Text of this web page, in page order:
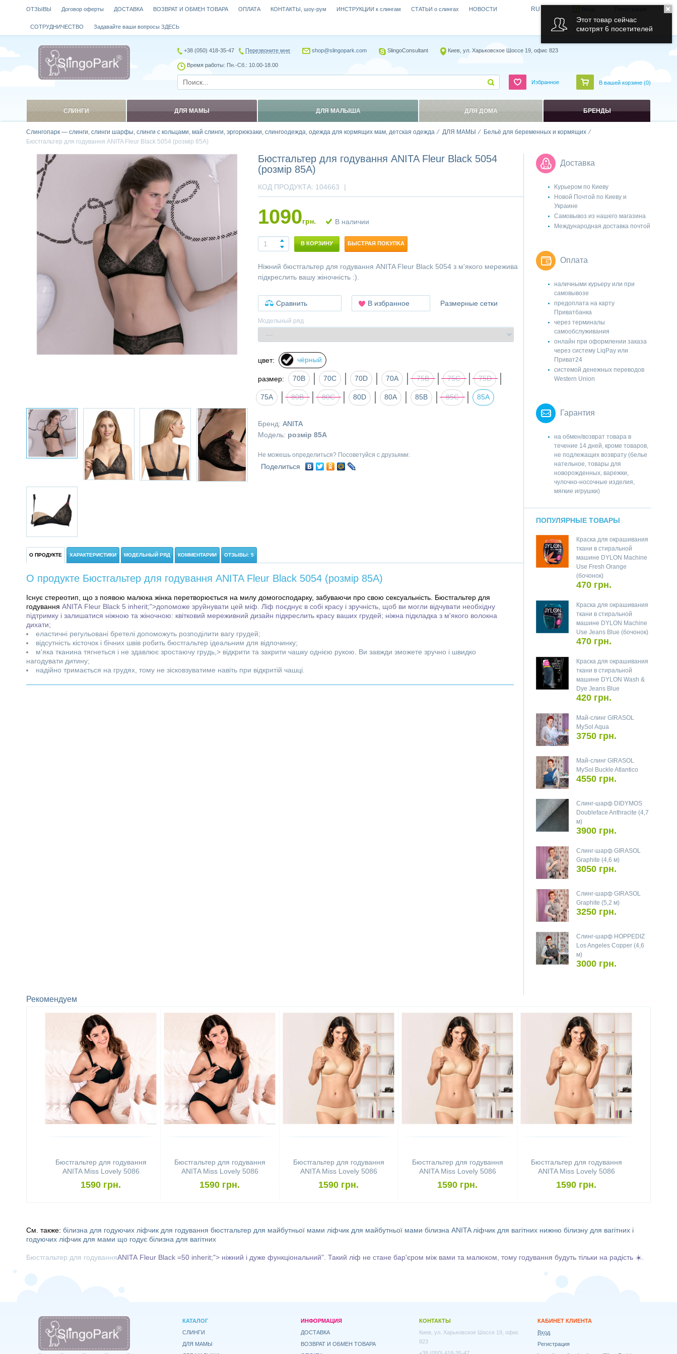
Слингопарк — слинги, слинги шарфы, слинги с кольцами, май слинги, эргорюкзаки, слингоодежда, одежда для кормящих мам, детская одежда ДЛЯ МАМЫ
Бельё для беременных и кормящих
Бюстгальтер для годування ANITA Fleur Black 5054 (розмір 85A)
Бюстгальтер для годування ANITA Fleur Black 5054
(розмір 85A)
КОД ПРОДУКТА: 104663 |
1090грн. В наличии
В КОРЗИНУ БЫСТРАЯ ПОКУПКА
Ніжний бюстгальтер для годування ANITA Fleur Black 5054 з м'якого мережива
підкреслить вашу жіночність :).
Сравнить В избранное Размерные сетки
Модельный ряд
цвет: чёрный
размер: 70B 70C 70D 70А 75B 75C 75D
75А 80B 80C 80D 80А 85B 85C 85А
Бренд: ANITA
Модель: розмір 85А
Не можешь определиться? Посоветуйся с друзьями:
Поделиться
О ПРОДУКТЕ ХАРАКТЕРИСТИКИ МОДЕЛЬНЫЙ РЯД КОММЕНТАРИИ ОТЗЫВЫ: 5
О продукте Бюстгальтер для годування ANITA Fleur Black 5054 (розмір 85A)
Існує стереотип, що з появою малюка жінка перетворюється на милу домогосподарку, забуваючи про свою сексуальність. Бюстгальтер для
годування ANITA Fleur Black 5 inherit;">допоможе зруйнувати цей міф. Ліф поєднує в собі красу і зручність, щоб ви могли відчувати необхідну
підтримку і залишатися ніжною та жіночною: квітковий мереживний дизайн підкреслить красу ваших грудей; ніжна підкладка з м'якого волокна
дихати;
еластичні регульовані бретелі допоможуть розподілити вагу грудей;
відсутність кісточок і бічних швів робить бюстгальтер ідеальним для відпочинку;
м'яка тканина тягнеться і не здавлює зростаючу грудь,> відкрити та закрити чашку однією рукою. Ви завжди зможете зручно і швидко
нагодувати дитину;
надійно тримається на грудях, тому не зісковзуватиме навіть при відкритій чашці.
Доставка
Курьером по Киеву
Новой Почтой по Киеву и
Украине
Самовывоз из нашего магазина
Международная доставка почтой
Оплата
наличными курьеру или при
самовывозе
предоплата на карту
Приватбанка
через терминалы
самообслуживания
онлайн при оформлении заказа
через систему LiqPay или
Приват24
системой денежных переводов
Western Union
Гарантия
на обмен/возврат товара в
течение 14 дней, кроме товаров,
не подлежащих возврату (белье
нательное, товары для
новорожденных, варежки,
чулочно-носочные изделия,
мягкие игрушки)
ПОПУЛЯРНЫЕ ТОВАРЫ
Краска для окрашивания
ткани в стиральной
машине DYLON Machine
Use Fresh Orange
(бочонок)
470 грн.
Краска для окрашивания
ткани в стиральной
машине DYLON Machine
Use Jeans Blue (бочонок)
470 грн.
Краска для окрашивания
ткани в стиральной
машине DYLON Wash &
Dye Jeans Blue
420 грн.
Май-слинг GIRASOL
MySol Aqua
3750 грн.
Май-слинг GIRASOL
MySol Buckle Atlantico
4550 грн.
Слинг-шарф DIDYMOS
Doubleface Anthracite (4,7
м)
3900 грн.
Слинг-шарф GIRASOL
Graphite (4,6 м)
3050 грн.
Слинг-шарф GIRASOL
Graphite (5,2 м)
3250 грн.
Слинг-шарф HOPPEDIZ
Los Angeles Copper (4,6
м)
3000 грн.
Рекомендуем
Бюстгальтер для годування
ANITA Miss Lovely 5086
(розмір 75B, Black)
1590 грн.
Бюстгальтер для годування
ANITA Miss Lovely 5086
(розмір 75C, Black)
1590 грн.
Бюстгальтер для годування
ANITA Miss Lovely 5086
(розмір 75B, Desert)
1590 грн.
Бюстгальтер для годування
ANITA Miss Lovely 5086
(розмір 80C, Desert)
1590 грн.
Бюстгальтер для годування
ANITA Miss Lovely 5086
(розмір 85D, Desert)
1590 грн.
См. также: білизна для годуючих ліфчик для годування бюстгальтер для майбутньої мами ліфчик для майбутньої мами білизна ANITA ліфчик для вагітних нижню білизну для вагітних і
годуючих ліфчик для мами що годує білизна для вагітних
Бюстгальтер для годуванняANITA Fleur Black =50 inherit;"> ніжний і дуже функціональний". Такий ліф не стане бар'єром між вами та малюком, тому годування будуть тільки на радість ☀️.
ОТЗЫВЫ Договор оферты ДОСТАВКА ВОЗВРАТ И ОБМЕН ТОВАРА ОПЛАТА КОНТАКТЫ, шоу-рум ИНСТРУКЦИИ к слингам СТАТЬИ о слингах НОВОСТИ
СОТРУДНИЧЕСТВО Задавайте ваши вопросы ЗДЕСЬ
RU
+38 (050) 418-35-47 Перезвоните мне shop@slingopark.com SlingoConsultant Киев, ул. Харьковское Шоссе 19, офис 823
Время работы: Пн.-Сб.: 10.00-18.00
Избранное В вашей корзине (0)
СЛИНГИ ДЛЯ МАМЫ ДЛЯ МАЛЫША ДЛЯ ДОМА БРЕНДЫ
КАТАЛОГ
СЛИНГИ
ДЛЯ МАМЫ
ИНФОРМАЦИЯ
ДОСТАВКА
ВОЗВРАТ И ОБМЕН ТОВАРА
КОНТАКТЫ
Киев, ул. Харьковское Шоссе 19, офис
823
КАБИНЕТ КЛИЕНТА
Вход
Регистрация
Этот товар сейчас
смотрят 6 посетителей